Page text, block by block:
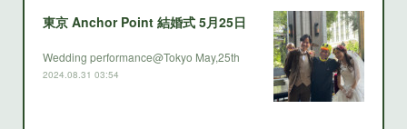
東京 Anchor Point 結婚式 5月25日
Wedding performance@Tokyo May,25th
2024.08.31 03:54